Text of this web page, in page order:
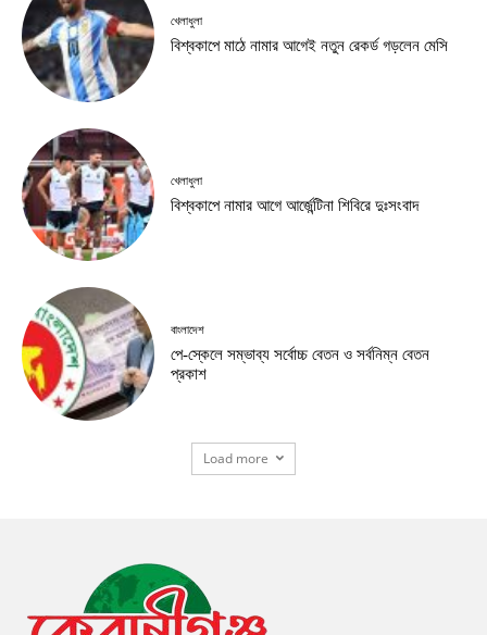
খেলাধুলা
বিশ্বকাপে মাঠে নামার আগেই নতুন রেকর্ড গড়লেন মেসি
খেলাধুলা
বিশ্বকাপে নামার আগে আর্জেন্টিনা শিবিরে দুঃসংবাদ
বাংলাদেশ
পে-স্কেলে সম্ভাব্য সর্বোচ্চ বেতন ও সর্বনিম্ন বেতন
প্রকাশ
Load more